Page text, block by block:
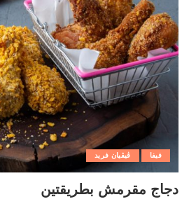
فيفا ڨيڨيان فريد
دجاج مقرمش بطريقتين